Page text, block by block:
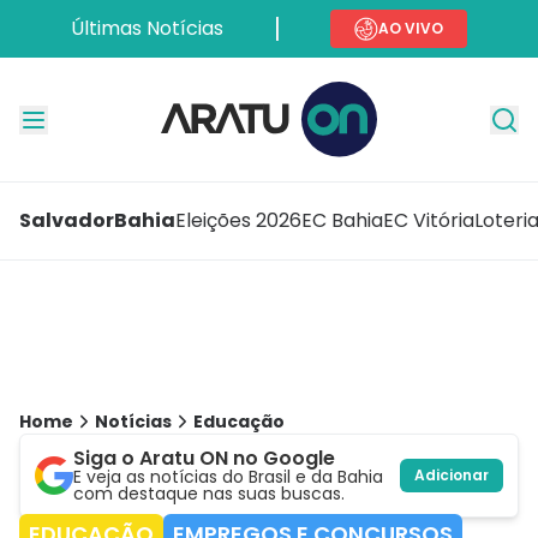
Últimas Notícias AO VIVO
SalvadorBahiaEleições 2026EC BahiaEC Vitória
Home Notícias Educação
Siga o Aratu ON no Google
E veja as notícias do Brasil e da Bahia
com destaque nas suas buscas.
Adicionar